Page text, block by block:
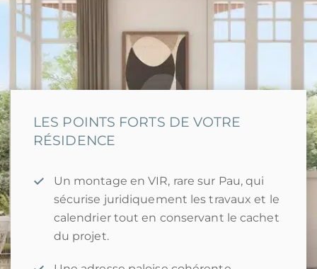
LES POINTS FORTS DE VOTRE
RÉSIDENCE
Un montage en VIR, rare sur Pau, qui
sécurise juridiquement les travaux et le
calendrier tout en conservant le cachet
du projet.